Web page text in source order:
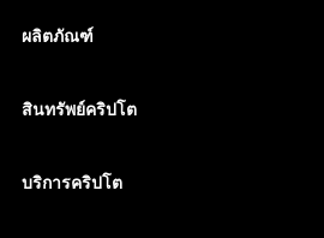
ผลิตภัณฑ์
Hardware Wallet
Ledger Stax
สินทรัพย์คริปโต
Ethereum Wallet
บริการคริปโต